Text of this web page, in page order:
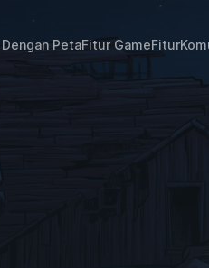
PetaFitur GameFitur